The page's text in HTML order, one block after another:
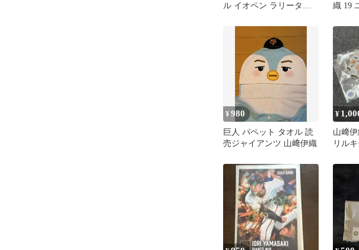
ル イオペン ラリータオ
﨑伊織
織 19
¥980
巨人 パペット タオル 読
売ジャイアンツ 山﨑伊織
¥
山﨑
リル